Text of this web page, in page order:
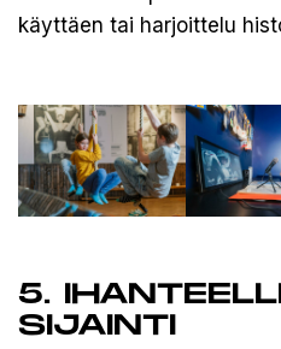
käyttäen tai harjoittelu
5.
SIJAINTI